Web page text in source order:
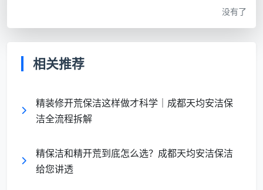
顽
固
漆点、胶印；地漏无
口
柜体边角、踢脚线上
擦拭无黑痕
靠肉眼草草扫过
没有了
相关推荐
精装修开荒保洁这样做才科学｜成都天均安洁保
洁全流程拆解
精保洁和精开荒到底怎么选？成都天均安洁保洁
给您讲透